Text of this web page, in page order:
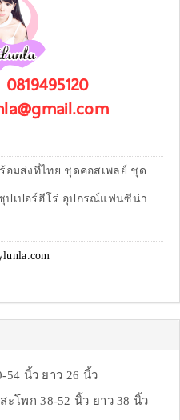
มส่งที่ไทย ชุดคอสเพลย์ ชุด
เปอร์ฮีโร่ อุปกรณ์แฟนซีน่า
54 นิ้ว ยาว 26 นิ้ว
ะโพก 38-52 นิ้ว ยาว 38 นิ้ว